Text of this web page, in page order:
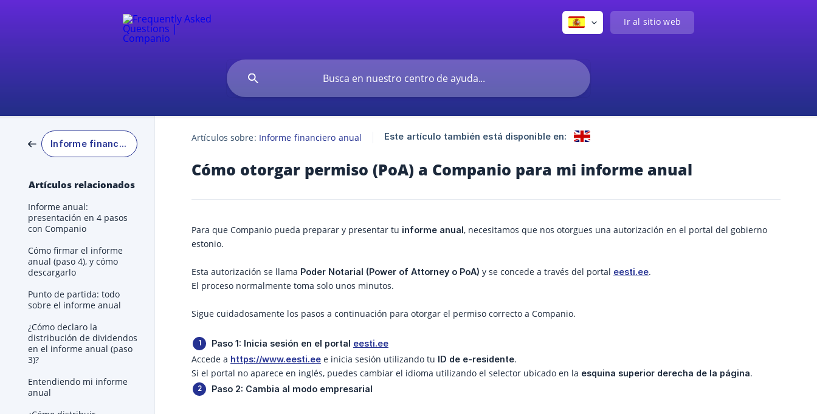
Ir al sitio web
Informe financiero anual
Artículos relacionados
Informe anual:
presentación en 4 pasos
con Companio
Cómo firmar el informe
anual (paso 4), y cómo
descargarlo
Punto de partida: todo
sobre el informe anual
¿Cómo declaro la
distribución de dividendos
en el informe anual (paso
3)?
Entendiendo mi informe
anual
Artículos sobre: Informe financiero anual Este artículo también está disponible en:
Cómo otorgar permiso (PoA) a Companio para mi informe anual
Para que Companio pueda preparar y presentar tu informe anual, necesitamos que nos otorgues una autorización en el portal del gobierno
estonio.
Esta autorización se llama Poder Notarial (Power of Attorney o PoA) y se concede a través del portal eesti.ee.
El proceso normalmente toma solo unos minutos.
Sigue cuidadosamente los pasos a continuación para otorgar el permiso correcto a Companio.
Paso 1: Inicia sesión en el portal eesti.ee
Accede a https://www.eesti.ee e inicia sesión utilizando tu ID de e-residente.
Si el portal no aparece en inglés, puedes cambiar el idioma utilizando el selector ubicado en la esquina superior derecha de la página.
Paso 2: Cambia al modo empresarial